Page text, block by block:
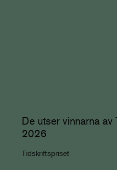
De utser vinnarna
2026
Tidskriftspriset